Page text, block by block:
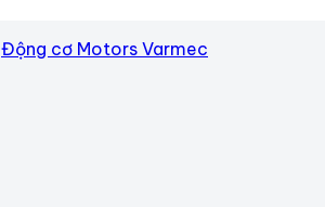
Động cơ Motors Varmec